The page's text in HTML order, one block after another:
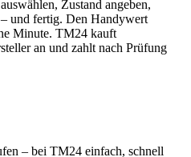
Zustand angeben,
und fertig. Den Handywert
Minute. TM24 kauft
an und zahlt nach Prüfung
– bei TM24 einfach, schnell